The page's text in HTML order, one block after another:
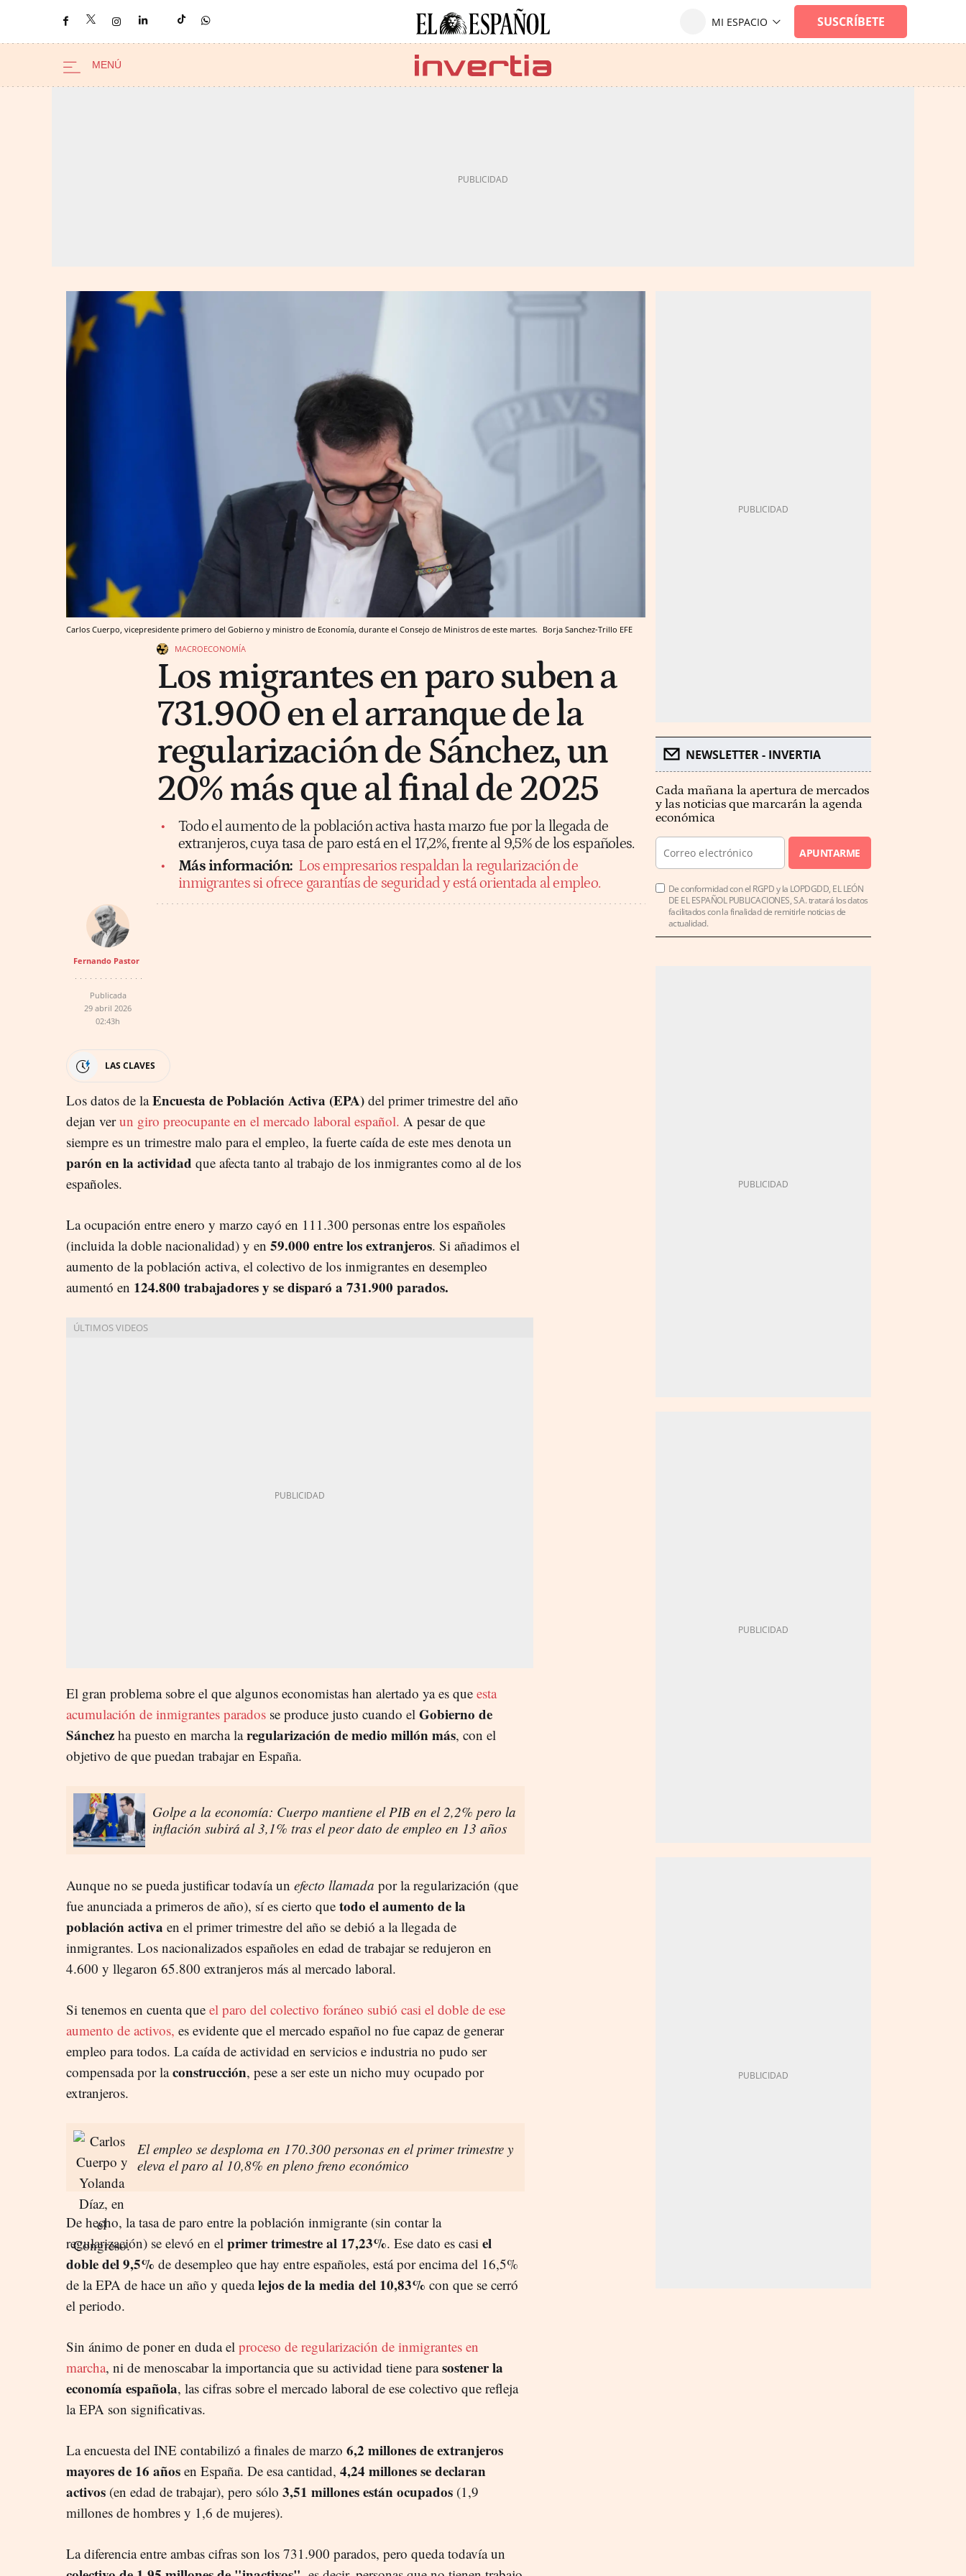
Carlos Cuerpo, vicepresidente primero del Gobierno y ministro de Economía, durante el Consejo de Ministros de este martes. Borja Sanchez-Trillo EFE
MACROECONOMÍA
Los migrantes en paro suben a
731.900 en el arranque de la
regularización de Sánchez, un
20% más que al final de 2025
Todo el aumento de la población activa hasta marzo fue por la llegada de
extranjeros, cuya tasa de paro está en el 17,2%, frente al 9,5% de los españoles.
Más información: Los empresarios respaldan la regularización de
inmigrantes si ofrece garantías de seguridad y está orientada al empleo.
Fernando Pastor
Publicada
29 abril 2026
02:43h
LAS CLAVES
Los datos de laEncuesta de Población Activa (EPA) del primer trimestre del año
dejan verun giro preocupante en el mercado laboral español. A pesar de que
siempre es un trimestre malo para el empleo, la fuerte caída de este mes denota un
parón en la actividad que afecta tanto al trabajo de los inmigrantes como al de los
españoles.
La ocupación entre enero y marzo cayó en 111.300 personas entre los españoles
(incluida la doble nacionalidad) y en 59.000 entre los extranjeros. Si añadimos el
aumento de la población activa, el colectivo de los inmigrantes en desempleo
aumentó en 124.800 trabajadores y se disparó a 731.900 parados.
El gran problema sobre el que algunos economistas han alertado ya es que esta
acumulación de inmigrantes parados se produce justo cuando el Gobierno de
Sánchez ha puesto en marcha laregularización de medio millón más, con el
objetivo de que puedan trabajar en España.
Golpe a la economía: Cuerpo mantiene el PIB en el 2,2% pero la
inflación subirá al 3,1% tras el peor dato de empleo en 13 años
Aunque no se pueda justificar todavía un efecto llamada por la regularización (que
fue anunciada a primeros de año), sí es cierto que todo el aumento de la
población activa en el primer trimestre del año se debió a la llegada de
inmigrantes. Los nacionalizados españoles en edad de trabajar se redujeron en
4.600 y llegaron 65.800 extranjeros más al mercado laboral.
Si tenemos en cuenta que el paro del colectivo foráneo subió casi el doble de ese
aumento de activos, es evidente que el mercado español no fue capaz de generar
empleo para todos. La caída de actividad en servicios e industria no pudo ser
compensada por laconstrucción, pese a ser este un nicho muy ocupado por
extranjeros.
El empleo se desploma en 170.300 personas en el primer trimestre y
eleva el paro al 10,8% en pleno freno económico
De hecho, la tasa de paro entre la población inmigrante (sin contar la
regularización) se elevó en el primer trimestre al 17,23%. Ese dato es casi el
doble del 9,5% de desempleo que hay entre españoles, está por encima del 16,5%
de la EPA de hace un año y quedalejos de la media del 10,83% con que se cerró
el periodo.
Sin ánimo de poner en duda el proceso de regularización de inmigrantes en
marcha, ni de menoscabar la importancia que su actividad tiene parasostener la
economía española, las cifras sobre el mercado laboral de ese colectivo que refleja
la EPA son significativas.
La encuesta del INE contabilizó a finales de marzo 6,2 millones de extranjeros
mayores de 16 años en España. De esa cantidad, 4,24 millones se declaran
activos (en edad de trabajar), pero sólo 3,51 millones están ocupados (1,9
millones de hombres y 1,6 de mujeres).
La diferencia entre ambas cifras son los 731.900 parados, pero queda todavía un
NEWSLETTER - INVERTIA
Cada mañana la apertura de mercados
y las noticias que marcarán la agenda
económica
APUNTARME
De conformidad con el RGPD y la LOPDGDD, EL LEÓN
DE EL ESPAÑOL PUBLICACIONES, S.A. tratará los datos
facilitados con la finalidad de remitirle noticias de
actualidad.